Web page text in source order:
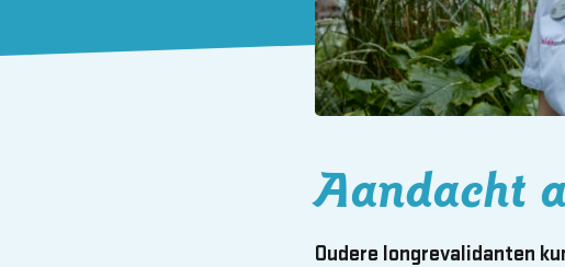
Aandacht
Oudere longrevalidanten